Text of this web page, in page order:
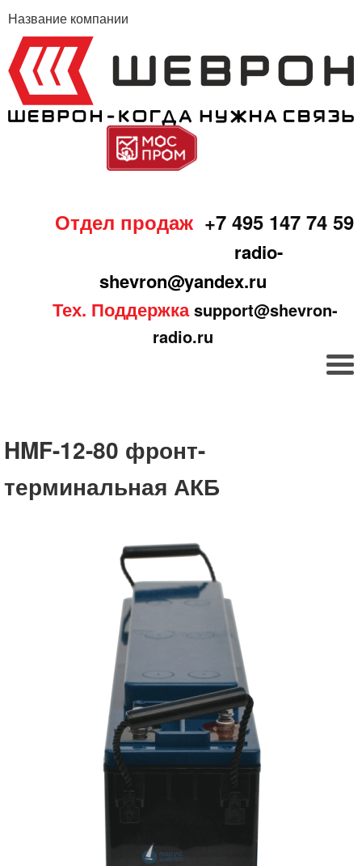
Название компании
Отдел продаж +7 495 147 74 59
radio-
shevron@yandex.ru
Тех. Поддержка support@shevron-
radio.ru
HMF-12-80 фронт-
терминальная АКБ